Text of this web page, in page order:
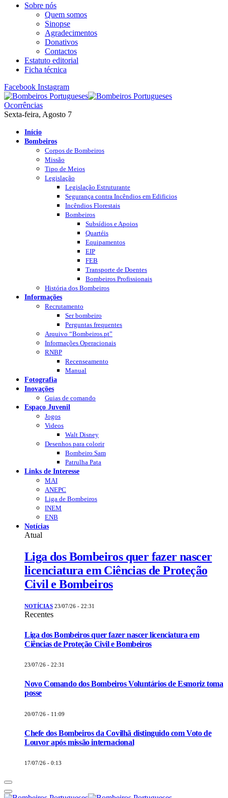
Sobre nós
Quem somos
Sinopse
Agradecimentos
Donativos
Contactos
Estatuto editorial
Ficha técnica
Facebook Instagram
Ocorrências
Sexta-feira, Agosto 7
Início
Bombeiros
Corpos de Bombeiros
Missão
Tipo de Meios
Legislação
Legislação Estruturante
Segurança contra Incêndios em Edificios
Incêndios Florestais
Bombeiros
Subsídios e Apoios
Quartéis
Equipamentos
EIP
FEB
Transporte de Doentes
Bombeiros Profissionais
História dos Bombeiros
Informações
Recrutamento
Ser bombeiro
Perguntas frequentes
Arquivo “Bombeiros.pt”
Informações Operacionais
RNBP
Recenseamento
Manual
Fotografia
Inovações
Guias de comando
Espaço Juvenil
Jogos
Videos
Walt Disney
Desenhos para colorir
Bombeiro Sam
Patrulha Pata
Links de Interesse
MAI
ANEPC
Liga de Bombeiros
INEM
ENB
Notícias
Atual
Liga dos Bombeiros quer fazer nascer
licenciatura em Ciências de Proteção
Civil e Bombeiros
NOTÍCIAS 23/07/26 - 22:31
Recentes
Liga dos Bombeiros quer fazer nascer licenciatura em
Ciências de Proteção Civil e Bombeiros
23/07/26 - 22:31
Novo Comando dos Bombeiros Voluntários de Esmoriz toma
posse
20/07/26 - 11:09
Chefe dos Bombeiros da Covilhã distinguido com Voto de
Louvor após missão internacional
17/07/26 - 0:13